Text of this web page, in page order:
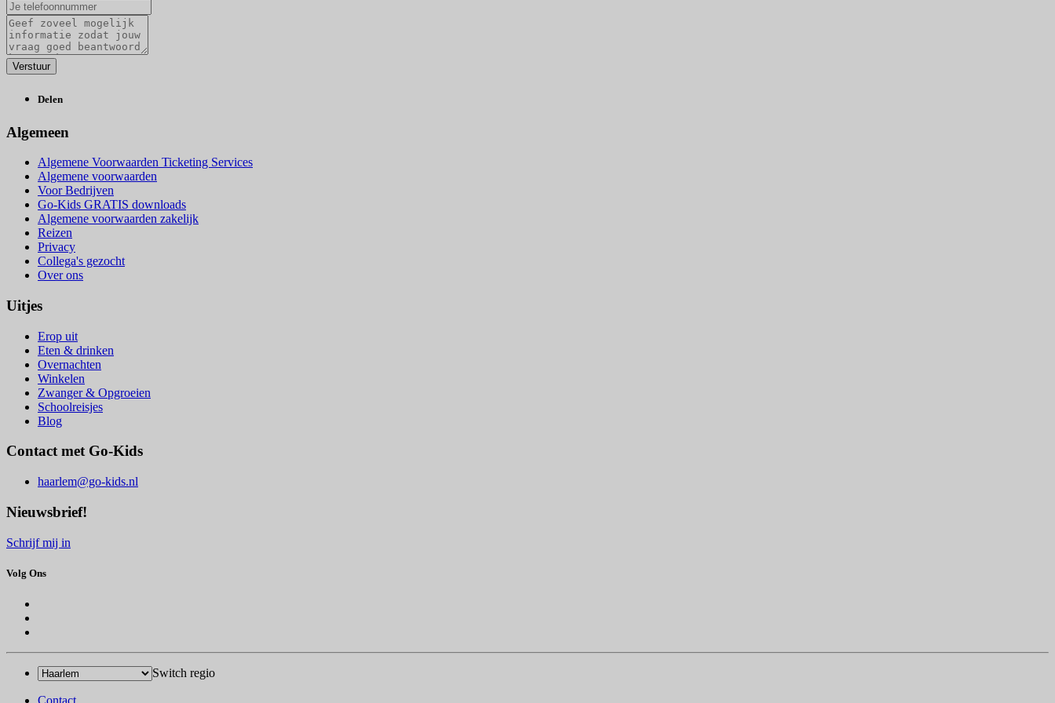
Delen
Algemeen
Algemene Voorwaarden Ticketing Services
Algemene voorwaarden
Voor Bedrijven
Go-Kids GRATIS downloads
Algemene voorwaarden zakelijk
Reizen
Privacy
Collega's gezocht
Over ons
Uitjes
Erop uit
Eten & drinken
Overnachten
Winkelen
Zwanger & Opgroeien
Schoolreisjes
Blog
Contact met Go-Kids
haarlem@go-kids.nl
Nieuwsbrief!
Schrijf mij in
Volg Ons
Switch regio
Contact